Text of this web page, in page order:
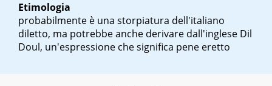
Etimologia
probabilmente è una storpiatura dell'italiano
diletto, ma potrebbe anche derivare dall'inglese Dil
Doul, un'espressione che significa pene eretto